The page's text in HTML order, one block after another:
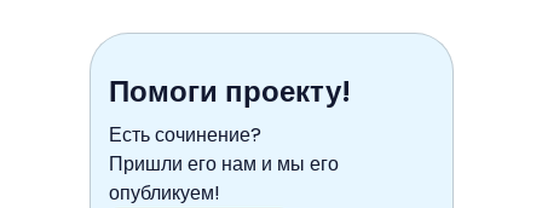
Помоги проекту!
Есть сочинение?
Пришли его нам и мы его
опубликуем!